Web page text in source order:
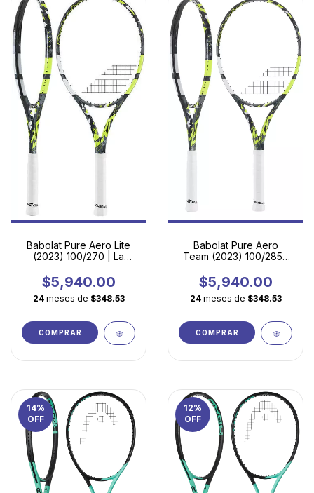
Babolat Pure Aero Lite
(2023) 100/270 | La
Moderno en Versión
Ultraligera
$5,940.00
24 meses de $348.53
COMPRAR
Babolat Pure Aero
Team (2023) 100/285 |
Moderno
$5,940.00
24 meses de $348.53
COMPRAR
14%
OFF
12%
OFF